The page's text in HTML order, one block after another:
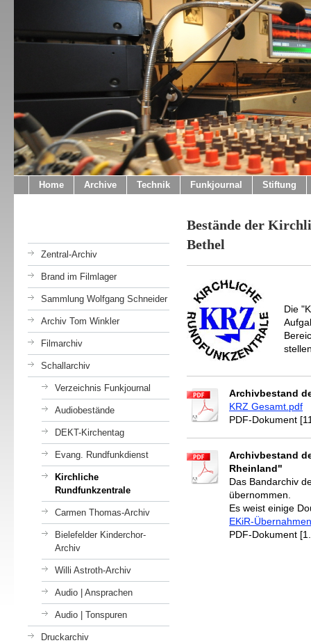
Home Archive Technik Funkjournal Stiftung
Zentral-Archiv
Brand im Filmlager
Sammlung Wolfgang Schneider
Archiv Tom Winkler
Filmarchiv
Schallarchiv
Verzeichnis Funkjournal
Audiobestände
DEKT-Kirchentag
Evang. Rundfunkdienst
Kirchliche
Rundfunkzentrale
Carmen Thomas-Archiv
Bielefelder Kinderchor-
Archiv
Willi Astroth-Archiv
Audio | Ansprachen
Audio | Tonspuren
Druckarchiv
Bestände der
Bethel
Die
Archivbestand
KRZ Gesamt.pdf
PDF-Dokument
Archivbestand
Rheinland"
Das Bandarchiv
übernommen.
Es weist einige
EKiR-
PDF-Dokument